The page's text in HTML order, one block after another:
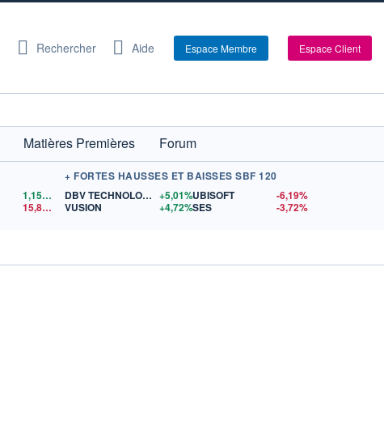
Rechercher Aide Espace Membre Espace Client
Matières Premières
Forum
1,1558
$US
15,81$US
+ FORTES HAUSSES ET BAISSES SBF 120
DBV TECHNOLOGIES +5,01%
VUSION
+4,72%
UBISOFT
-6,19%
SES
-3,72%